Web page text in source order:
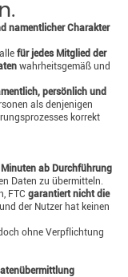
namentlicher Charakter
für jedes Mitglied der
wahrheitsgemäß und
persönlich und
als denjenigen
korrekt
ab Durchführung
Daten zu übermitteln.
FTC garantiert nicht die
und der Nutzer hat keinen
ohne Verpflichtung